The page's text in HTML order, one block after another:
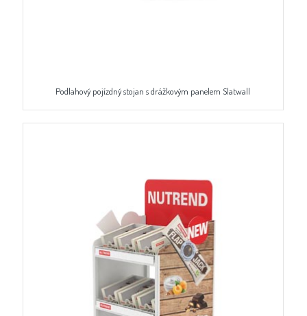
Podlahový pojízdný stojan s drážkovým panelem Slatwall